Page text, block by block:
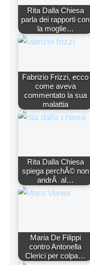
Rita Dalla Chiesa
parla dei rapporti con
la moglie…
Fabrizio Frizzi, ecco
come aveva
commentato la sua
malattia
Rita Dalla Chiesa
spiega perchÃ© non
andrÃ al…
Maria De Filippi
contro Antonella
Clerici per colpa…